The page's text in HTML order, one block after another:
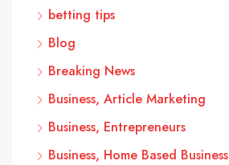
betting tips
Blog
Breaking News
Business, Article Marketing
Business, Entrepreneurs
Business, Home Based Business